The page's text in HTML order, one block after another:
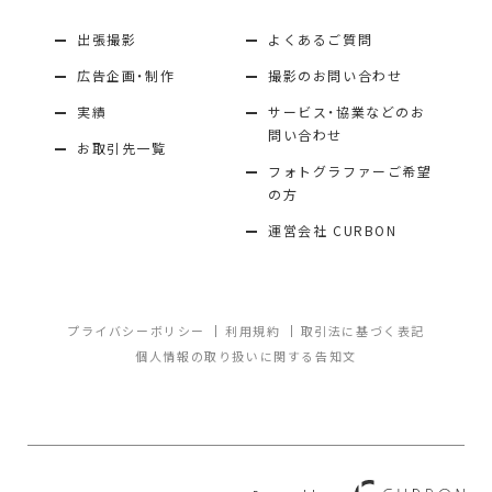
出張撮影
広告企画・制作
実績
お取引先一覧
よくあるご質問
撮影のお問い合わせ
サービス・協業などのお
問い合わせ
フォトグラファーご希望
の方
運営会社 CURBON
プライバシーボリシー 利用規約
取引法に基づく表記
個人情報の取り扱いに関する告知文